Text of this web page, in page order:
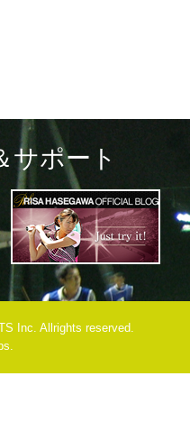
サポート
Inc. Allrights reserved.